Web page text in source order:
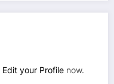
Edit your Profile now.